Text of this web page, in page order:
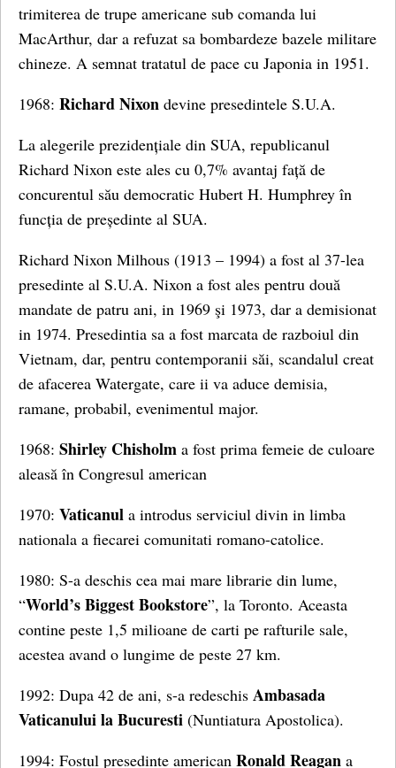
trimiterea de trupe americane sub comanda lui
MacArthur, dar a refuzat sa bombardeze bazele militare
chineze. A semnat tratatul de pace cu Japonia in 1951.
1968: Richard Nixon devine presedintele S.U.A.
La alegerile prezidențiale din SUA, republicanul
Richard Nixon este ales cu 0,7% avantaj față de
concurentul său democratic Hubert H. Humphrey în
funcția de președinte al SUA.
Richard Nixon Milhous (1913 – 1994) a fost al 37-lea
presedinte al S.U.A. Nixon a fost ales pentru două
mandate de patru ani, in 1969 şi 1973, dar a demisionat
in 1974. Presedintia sa a fost marcata de razboiul din
Vietnam, dar, pentru contemporanii săi, scandalul creat
de afacerea Watergate, care ii va aduce demisia,
ramane, probabil, evenimentul major.
1968: Shirley Chisholm a fost prima femeie de culoare
aleasă în Congresul american
1970: Vaticanul a introdus serviciul divin in limba
nationala a fiecarei comunitati romano-catolice.
1980: S-a deschis cea mai mare librarie din lume,
“World’s Biggest Bookstore”, la Toronto. Aceasta
contine peste 1,5 milioane de carti pe rafturile sale,
acestea avand o lungime de peste 27 km.
1992: Dupa 42 de ani, s-a redeschis Ambasada
Vaticanului la Bucuresti (Nuntiatura Apostolica).
1994: Fostul presedinte american Ronald Reagan a